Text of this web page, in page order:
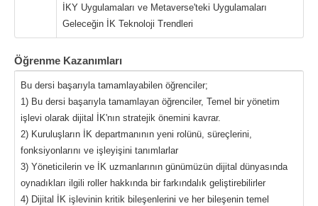
İKY Uygulamaları ve Metaverse'teki Uygulamaları
Geleceğin İK Teknoloji Trendleri
Öğrenme Kazanımları
Bu dersi başarıyla tamamlayabilen öğrenciler;
1) Bu dersi başarıyla tamamlayan öğrenciler, Temel bir yönetim
işlevi olarak dijital İK'nın stratejik önemini kavrar.
2) Kuruluşların İK departmanının yeni rolünü, süreçlerini,
fonksiyonlarını ve işleyişini tanımlarlar
3) Yöneticilerin ve İK uzmanlarının günümüzün dijital dünyasında
oynadıkları ilgili roller hakkında bir farkındalık geliştirebilirler
4) Dijital İK işlevinin kritik bileşenlerini ve her bileşenin temel